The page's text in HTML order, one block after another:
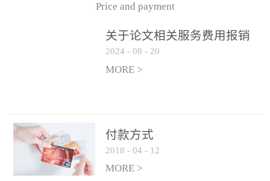
Price and payment
关于论文相关服务费用报销
的那些事......
2024 - 08 - 20
MORE >
付款方式
2018 - 04 - 12
MORE >